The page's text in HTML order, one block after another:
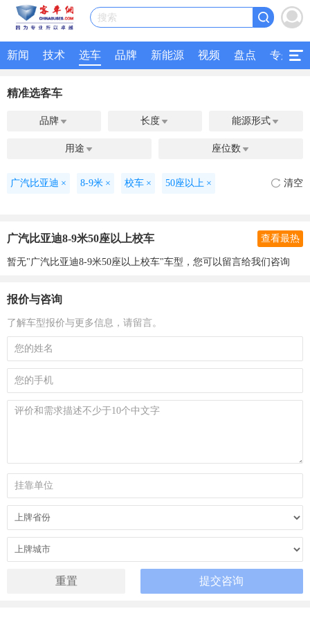
搜索
新闻 技术 选车 品牌 新能源 视频 盘点 专题
精准选客车
品牌  长度  能源形式 
用途  座位数 
广汽比亚迪 × 8-9米 × 校车 × 50座以上 × 清空
广汽比亚迪8-9米50座以上校车 查看最热
暂无"广汽比亚迪8-9米50座以上校车"车型，您可以留言给我们咨询
报价与咨询
了解车型报价与更多信息，请留言。